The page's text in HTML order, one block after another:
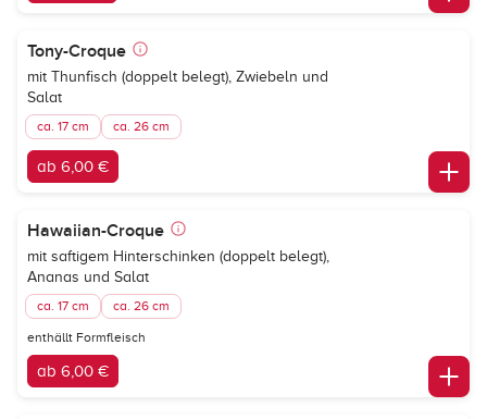
Tony-Croque
mit Thunfisch (doppelt belegt), Zwiebeln und
Salat
ca. 17 cm ca. 26 cm
ab 6,00 €
Hawaiian-Croque
mit saftigem Hinterschinken (doppelt belegt),
Ananas und Salat
ca. 17 cm ca. 26 cm
enthällt Formfleisch
ab 6,00 €